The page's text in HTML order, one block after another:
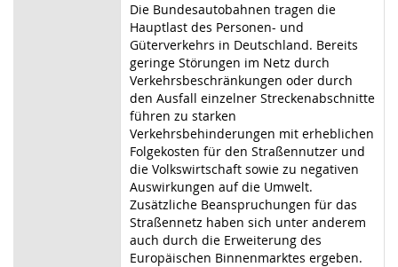
Die Bundesautobahnen tragen die
Hauptlast des Personen- und
Güterverkehrs in Deutschland. Bereits
geringe Störungen im Netz durch
Verkehrsbeschränkungen oder durch
den Ausfall einzelner Streckenabschnitte
führen zu starken
Verkehrsbehinderungen mit erheblichen
Folgekosten für den Straßennutzer und
die Volkswirtschaft sowie zu negativen
Auswirkungen auf die Umwelt.
Zusätzliche Beanspruchungen für das
Straßennetz haben sich unter anderem
auch durch die Erweiterung des
Europäischen Binnenmarktes ergeben.